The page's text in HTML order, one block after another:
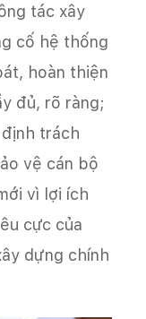
tác xây
cố hệ thống
hoàn thiện
đủ, rõ ràng;
trách
vệ cán bộ
vì lợi ích
cực của
dựng chính